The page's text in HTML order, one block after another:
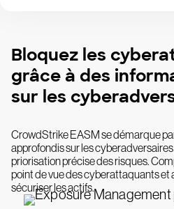
Bloquez les
grâce à des
sur les
CrowdStrike EASM se démarque
approfondis sur les
priorisation précise des risques.
point de vue des cyberattaquants et
sécuriser les actifs.